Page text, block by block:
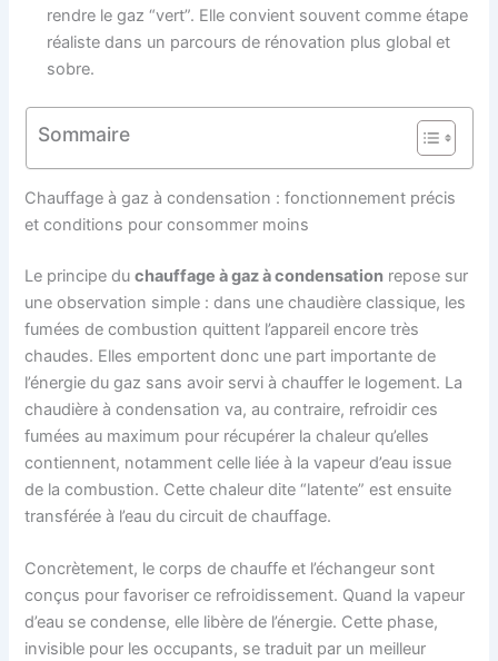
rendre le gaz “vert”. Elle convient souvent comme étape
réaliste dans un parcours de rénovation plus global et
sobre.
Sommaire
Chauffage à gaz à condensation : fonctionnement précis
et conditions pour consommer moins
Le principe duchauffage à gaz à condensation repose sur
une observation simple : dans une chaudière classique, les
fumées de combustion quittent l’appareil encore très
chaudes. Elles emportent donc une part importante de
l’énergie du gaz sans avoir servi à chauffer le logement. La
chaudière à condensation va, au contraire, refroidir ces
fumées au maximum pour récupérer la chaleur qu’elles
contiennent, notamment celle liée à la vapeur d’eau issue
de la combustion. Cette chaleur dite “latente” est ensuite
transférée à l’eau du circuit de chauffage.
Concrètement, le corps de chauffe et l’échangeur sont
conçus pour favoriser ce refroidissement. Quand la vapeur
d’eau se condense, elle libère de l’énergie. Cette phase,
invisible pour les occupants, se traduit par un meilleur